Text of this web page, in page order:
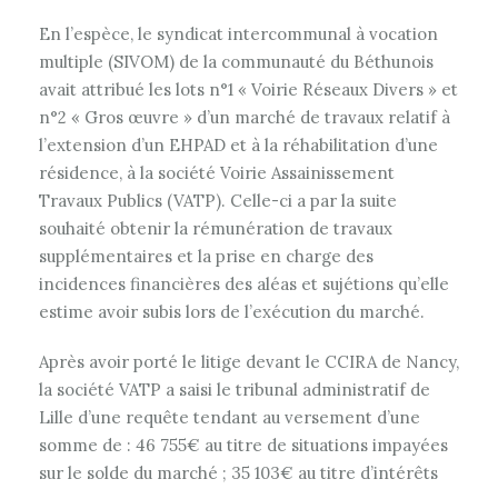
En l’espèce, le syndicat intercommunal à vocation
multiple (SIVOM) de la communauté du Béthunois
avait attribué les lots n°1 « Voirie Réseaux Divers » et
n°2 « Gros œuvre » d’un marché de travaux relatif à
l’extension d’un EHPAD et à la réhabilitation d’une
résidence, à la société Voirie Assainissement
Travaux Publics (VATP). Celle-ci a par la suite
souhaité obtenir la rémunération de travaux
supplémentaires et la prise en charge des
incidences financières des aléas et sujétions qu’elle
estime avoir subis lors de l’exécution du marché.
Après avoir porté le litige devant le CCIRA de Nancy,
la société VATP a saisi le tribunal administratif de
Lille d’une requête tendant au versement d’une
somme de : 46 755€ au titre de situations impayées
sur le solde du marché ; 35 103€ au titre d’intérêts